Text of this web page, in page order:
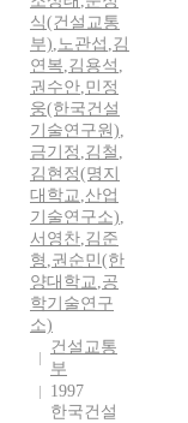
식(건설교통
부),노관섭 ,김
연복,김용석 ,
권수안,민정
웅(한국건설
기술연구원),
금기정 ,김철 ,
김현정(명지
대학교,산업
기술연구소),
서영찬,김준
형 ,권순민(한
양대학교,공
학기술연구
소)
건설교통
부
1997
한국건설